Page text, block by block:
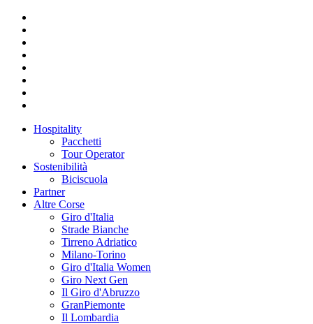
Hospitality
Pacchetti
Tour Operator
Sostenibilità
Biciscuola
Partner
Altre Corse
Giro d'Italia
Strade Bianche
Tirreno Adriatico
Milano-Torino
Giro d'Italia Women
Giro Next Gen
Il Giro d'Abruzzo
GranPiemonte
Il Lombardia